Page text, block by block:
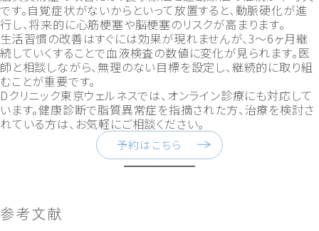
です。自覚症状がないからといって放置すると、動脈硬化が進
行し、将来的に心筋梗塞や脳梗塞のリスクが高まります。
生活習慣の改善はすぐには効果が現れませんが、3〜6ヶ月継
続していくすることで血液検査の数値に変化が見られます。医
師と相談しながら、無理のない目標を設定し、継続的に取り組
むことが重要です。
Dクリニック東京ウェルネスでは、オンライン診療にも対応して
います。健康診断で脂質異常症を指摘された方、治療を検討さ
れている方は、お気軽にご相談ください。
予約はこちら
参考文献